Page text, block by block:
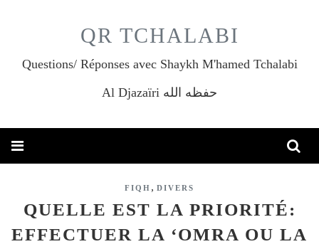
QR TCHALABI
Questions/ Réponses avec Shaykh M'hamed Tchalabi
Al Djazaïri حفظه الله
FIQH , DIVERS
QUELLE EST LA PRIORITÉ:
EFFECTUER LA ‘OMRA OU LA